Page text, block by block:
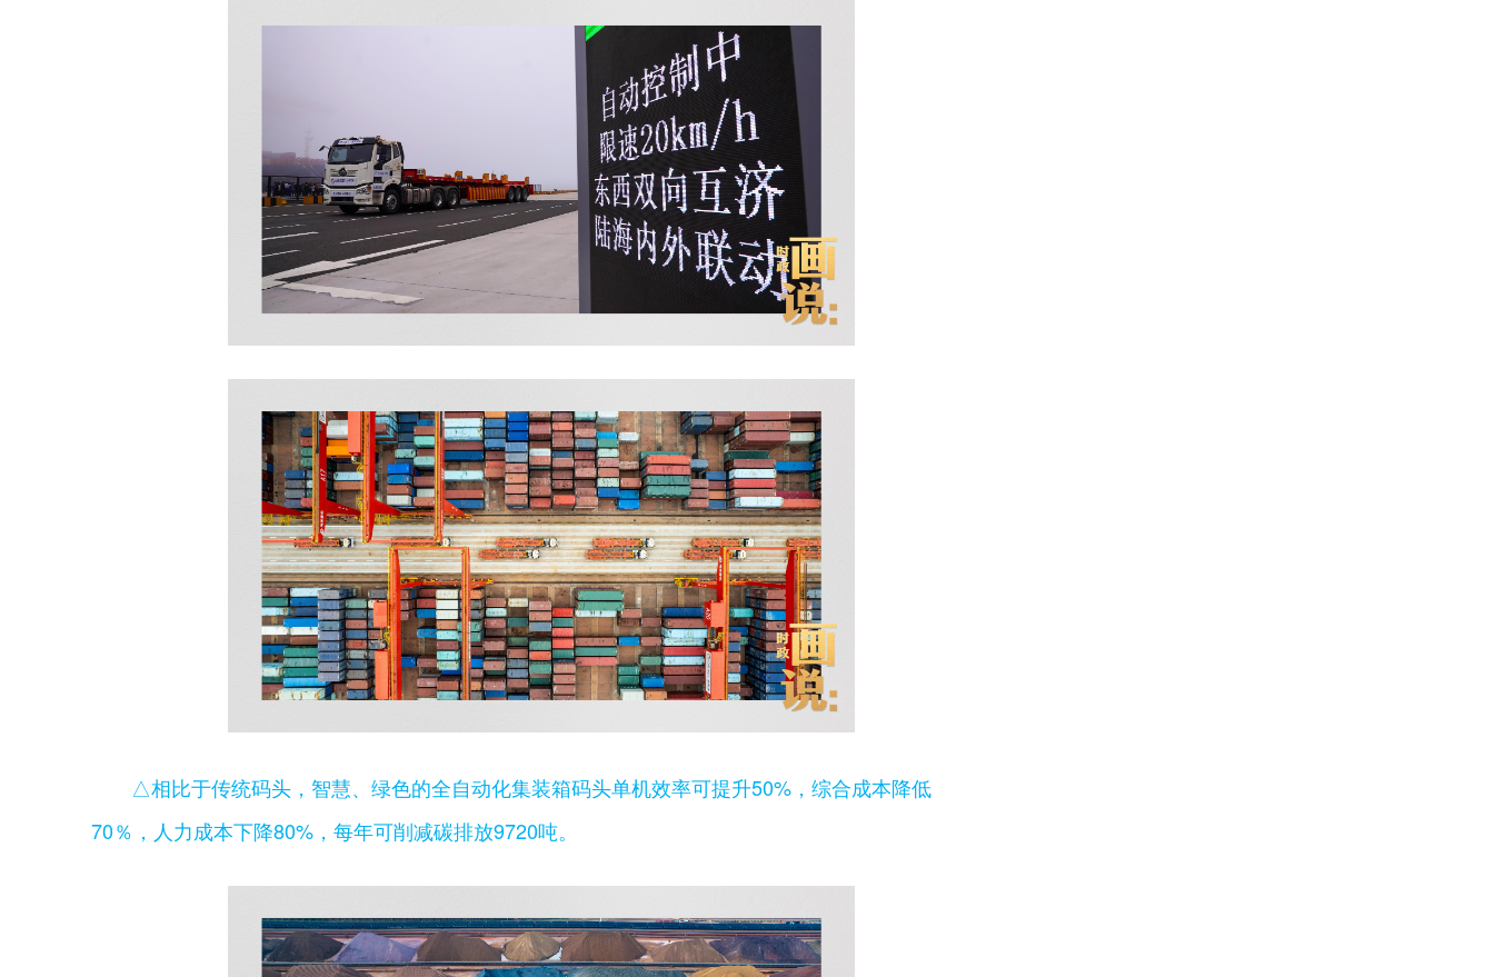
△相比于传统码头，智慧、绿色的全自动化集装箱码头单机效率可提升50%，综合成本降低
70％，人力成本下降80%，每年可削减碳排放9720吨。